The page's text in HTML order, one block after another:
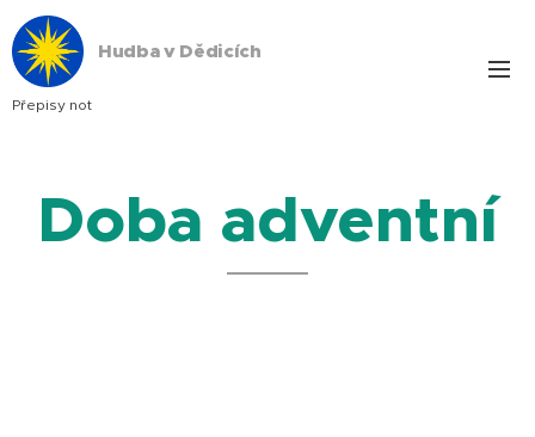
Hudba v Dědicích
Přepisy not
Doba adventní